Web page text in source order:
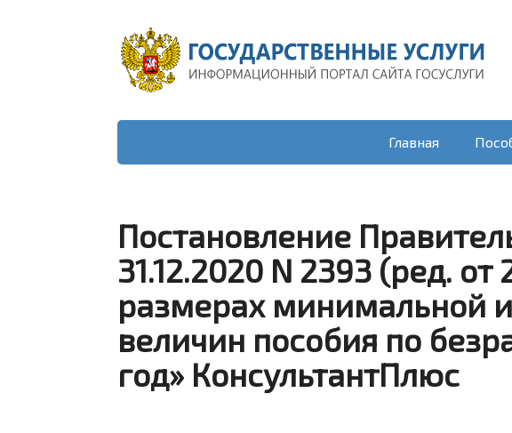
Главная
Постановление
31.12.2020 N 2393 (ред. от
размерах минимальной
величин пособия по
год» КонсультантПлюс